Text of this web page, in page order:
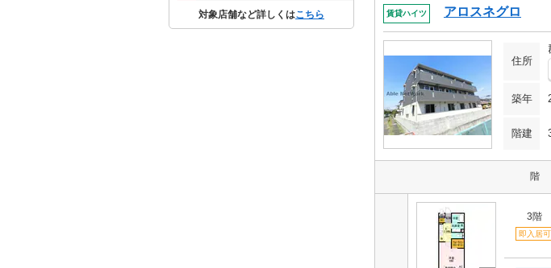
対象店舗など詳しくはこちら 賃貸ハイツ アロスネグロ
住所
築年
階建
階
3階
即入居可